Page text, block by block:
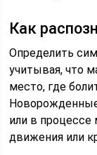
Как
Определить
учитывая, что
место, где
или в процессе
движения или